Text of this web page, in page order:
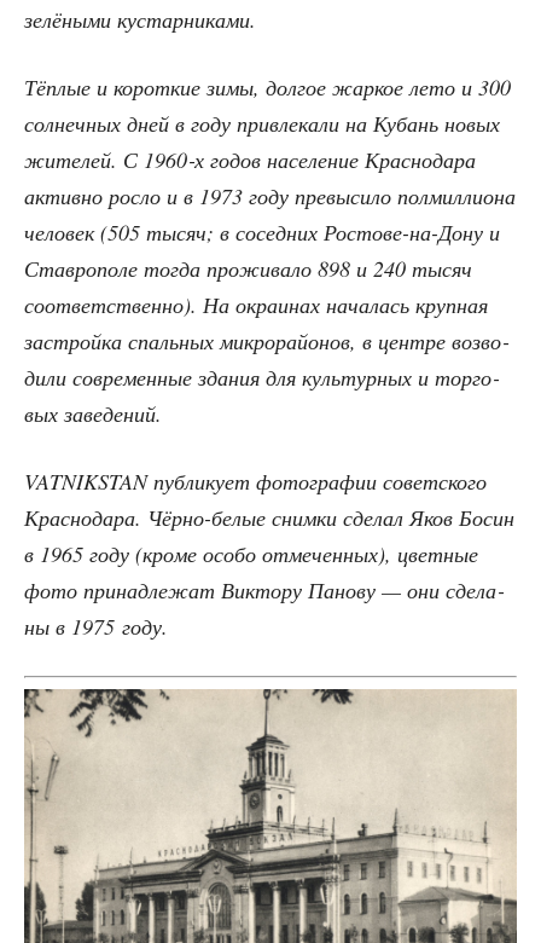
зе­лё­ны­ми кустарниками.
Тёп­лые и корот­кие зимы, дол­гое жар­кое лето и 300
сол­неч­ных дней в году при­вле­ка­ли на Кубань новых
жите­лей. С 1960‑х годов насе­ле­ние Крас­но­да­ра
актив­но рос­ло и в 1973 году пре­вы­си­ло пол­мил­ли­о­на
чело­век (505 тысяч; в сосед­них Росто­ве-на-Дону и
Став­ро­по­ле тогда про­жи­ва­ло 898 и 240 тысяч
соот­вет­ствен­но). На окра­и­нах нача­лась круп­ная
застрой­ка спаль­ных мик­ро­рай­о­нов, в цен­тре воз­во­
ди­ли совре­мен­ные зда­ния для куль­тур­ных и тор­го­
вых заведений.
VATNIKSTAN пуб­ли­ку­ет фото­гра­фии совет­ско­го
Крас­но­да­ра. Чёр­но-белые сним­ки сде­лал Яков Босин
в 1965 году (кро­ме осо­бо отме­чен­ных), цвет­ные
фото при­над­ле­жат Вик­то­ру Пано­ву — они сде­ла­
ны в 1975 году.